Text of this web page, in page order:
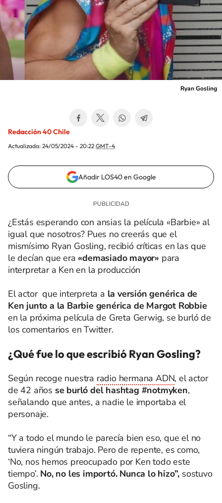
Ryan Gosling
Redacción 40 Chile
Actualizada: 24/05/2024 - 20:22 GMT-4
Añadir LOS40 en Google
¿Estás esperando con ansias la película «Barbie» al
igual que nosotros? Pues no creerás que el
mismísimo Ryan Gosling, recibió críticas en las que
le decían que era «demasiado mayor» para
interpretar a Ken en la producción
El actor que interpreta a la versión genérica de
Ken junto a la Barbie genérica de Margot Robbie
en la próxima película de Greta Gerwig, se burló de
los comentarios en Twitter.
¿Qué fue lo que escribió Ryan Gosling?
Según recoge nuestra radio hermana ADN, el actor
de 42 años se burló del hashtag #notmyken,
señalando que antes, a nadie le importaba el
personaje.
“Y a todo el mundo le parecía bien eso, que el no
tuviera ningún trabajo. Pero de repente, es como,
‘No, nos hemos preocupado por Ken todo este
tiempo’. No, no les importó. Nunca lo hizo”, sostuvo
Gosling.